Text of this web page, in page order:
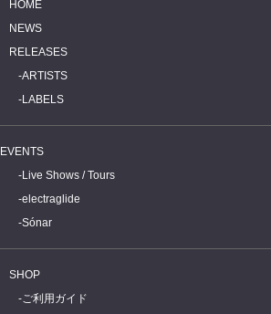
HOME
NEWS
RELEASES
ARTISTS
LABELS
EVENTS
Live Shows / Tours
electraglide
Sónar
SHOP
ご利用ガイド